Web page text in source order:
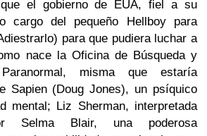
el gobierno de EUA, fiel a su
cargo del pequeño Hellboy para
para que pudiera luchar a
nace la Oficina de Búsqueda y
misma que estaría
Sapien (Doug Jones), un psíquico
mental; Liz Sherman, interpretada
Selma Blair, una poderosa